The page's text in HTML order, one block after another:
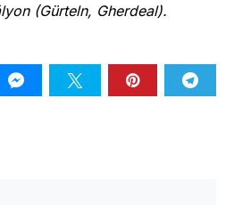
(Gürteln, Gherdeal).